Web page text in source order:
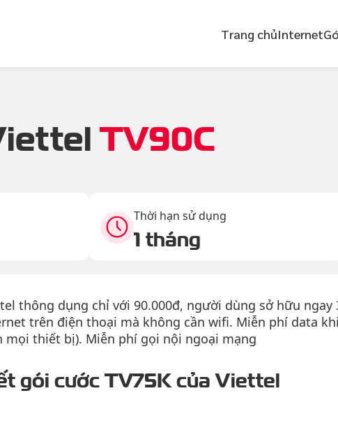
Trang chủInternet
TV90C
Thời hạn sử dụng
1 tháng
thông dụng chỉ với 90.000đ, người dùng sở hữu
trên điện thoại mà không cần wifi. Miễn phí data
mọi thiết bị). Miễn phí gọi nội ngoại mạng
gói cước TV75K của Viettel